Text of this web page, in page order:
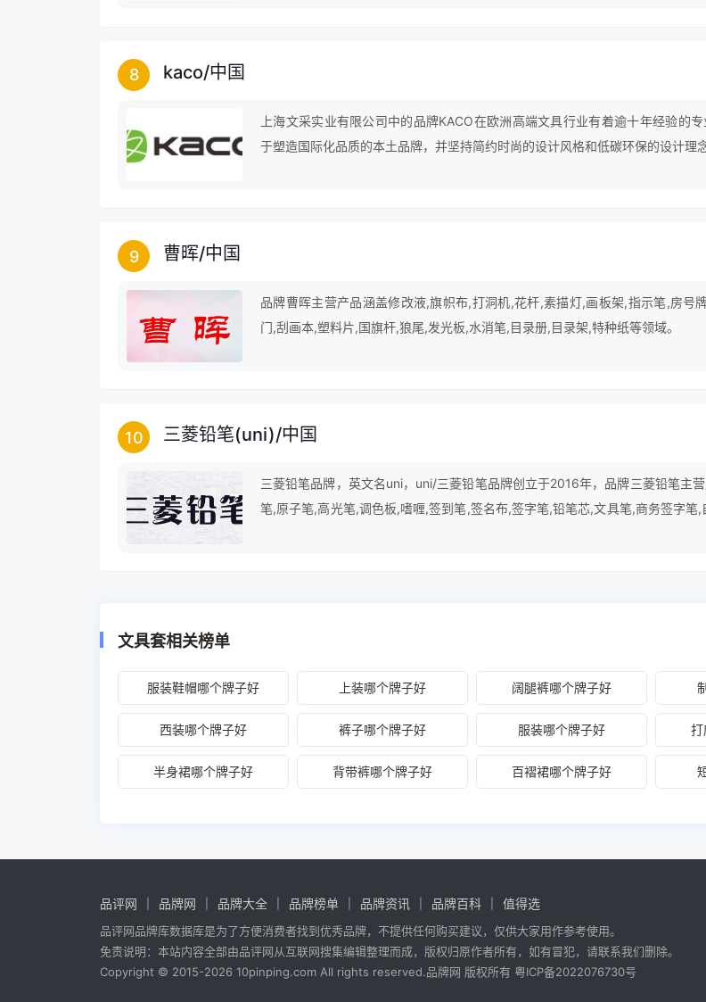
8 kaco/中国
上海文采实业有限公司中的品牌KACO在欧洲高端文具行业有着逾十年经验的
于塑造国际化品质的本土品牌，并坚持简约时尚的设计风格和低碳环保的设计理
9 曹晖/中国
品牌曹晖主营产品涵盖修改液,旗帜布,打洞机,花杆,素描灯,画板架,指示笔,房号
门,刮画本,塑料片,国旗杆,狼尾,发光板,水消笔,目录册,目录架,特种纸等领域。
10 三菱铅笔(uni)/中国
三菱铅笔品牌，英文名uni，uni/三菱铅笔品牌创立于2016年，品牌三菱铅笔主
笔,原子笔,高光笔,调色板,嗜喱,签到笔,签名布,签字笔,铅笔芯,文具笔,商务签字笔,
文具套相关榜单
服装鞋帽哪个牌子好 上装哪个牌子好 阔腿裤哪个牌子好
西装哪个牌子好 裤子哪个牌子好 服装哪个牌子好 打
半身裙哪个牌子好 背带裤哪个牌子好 百褶裙哪个牌子好
品评网 品牌网 品牌大全 品牌榜单 品牌资讯 品牌百科 值得选
品评网品牌库数据库是为了方便消费者找到优秀品牌，不提供任何购买建议，仅供大家用作参考使用。
免责说明：本站内容全部由品评网从互联网搜集编辑整理而成，版权归原作者所有，如有冒犯，请联系我们删除。
Copyright © 2015-2026 10pinping.com All rights reserved.品牌网 版权所有 粤ICP备2022076730号